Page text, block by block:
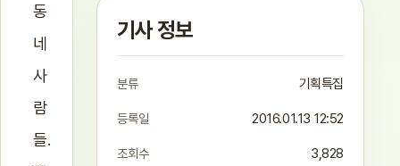
동
네
사
람
들.
기사 정보
분류 기획특집
등록일 2016.01.13 12:52
조회수 3,828